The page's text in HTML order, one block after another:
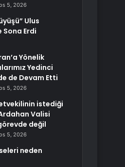
5, 2026
Ulus
Erdi
Yönelik
Yedinci
de Devam Etti
5, 2026
istediği
Valisi
değil
5, 2026
neden